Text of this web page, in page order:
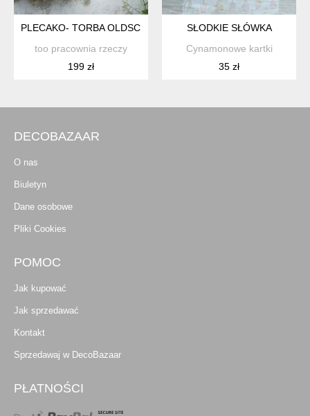
PLECAKO- TORBA OLDSCHOOL ZIELONY
too pracownia rzeczy
199 zł
SŁODKIE SŁÓWKA
Cynamonowe kartki
35 zł
DECOBAZAAR
O nas
Biuletyn
Dane osobowe
Pliki Cookies
POMOC
Jak kupować
Jak sprzedawać
Kontakt
Sprzedawaj w DecoBazaar
PŁATNOŚCI